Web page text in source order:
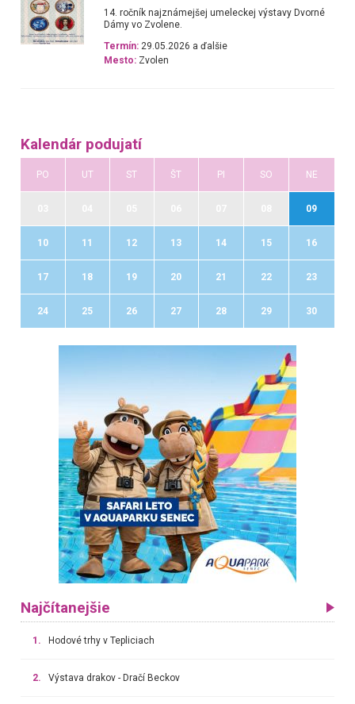
14. ročník najznámejšej umeleckej výstavy Dvorné
Dámy vo Zvolene.
Termín: 29.05.2026 a ďalšie
Mesto: Zvolen
Kalendár podujatí
PO UT ST ŠT PI SO NE
09
10 11 12 13 14 15 16
17 18 19 20 21 22 23
24 25 26 27 28 29 30
Najčítanejšie
1. Hodové trhy v Tepliciach
2. Výstava drakov - Dračí Beckov